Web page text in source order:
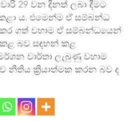
29 වන දිනත් ලබා දීමට
කළා ය. එමෙන්ම ඒ සම්බන්ධ
කර ගත් වහාම ඒ සම්බන්ධයෙන්
බව සඳහන් කළ
වාර්තා ලැබුණු වහාම
නීතිය ක්‍රියාත්මක කරන බව ද